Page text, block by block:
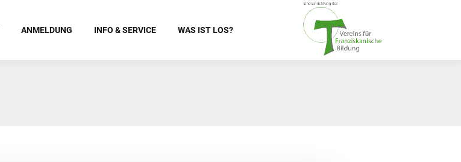
ANMELDUNG INFO & SERVICE WAS IST LOS?